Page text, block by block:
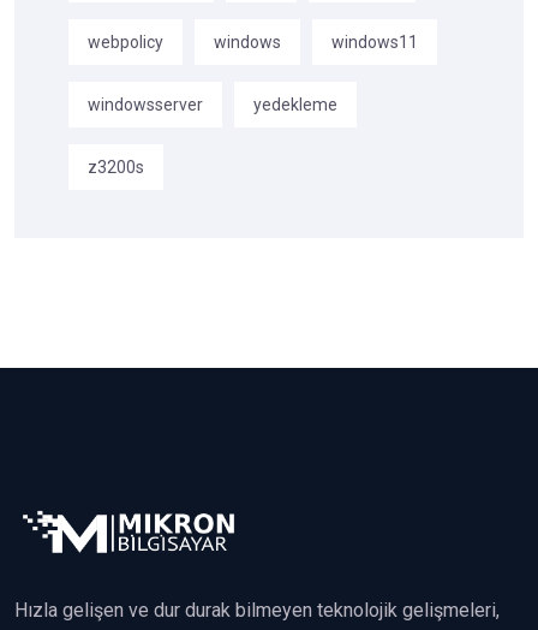
webpolicy windows windows11
windowsserver yedekleme
z3200s
Hızla gelişen ve dur durak bilmeyen teknolojik gelişmeleri,